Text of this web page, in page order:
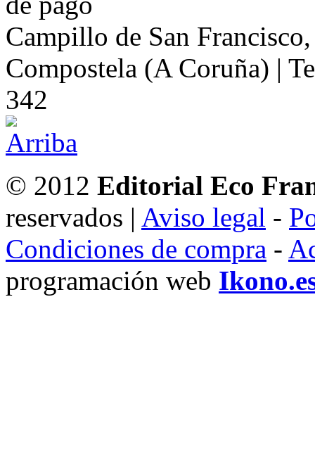
Campillo de San
Compostela (A Coruña) |
342
© 2012 Editorial Eco
reservados | Aviso legal -
Condiciones de compra -
programación web